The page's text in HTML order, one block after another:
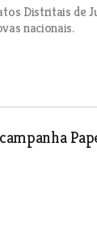
Distritais de
nacionais.